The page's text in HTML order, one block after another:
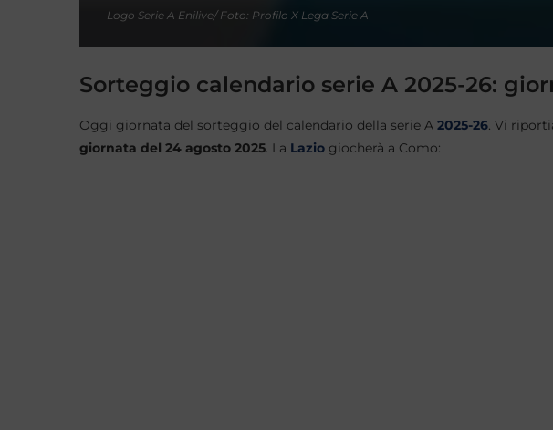
Logo Serie A Enilive/ Foto: Profilo X Lega Serie A
Sorteggio calendario serie A 2025-26:
Oggi giornata del sorteggio del calendario della serie A 2025-26. Vi
giornata del 24 agosto 2025. La Lazio giocherà a Como: